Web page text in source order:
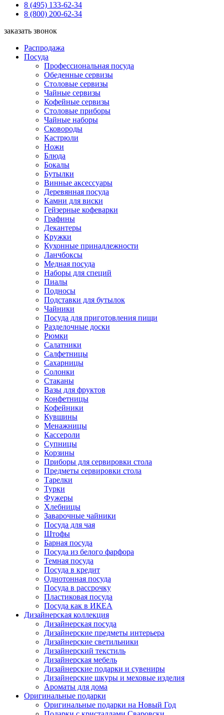
8 (495) 133-62-34
8 (800) 200-62-34
заказать звонок
Распродажа
Посуда
Профессиональная посуда
Обеденные сервизы
Столовые сервизы
Чайные сервизы
Кофейные сервизы
Столовые приборы
Чайные наборы
Сковороды
Кастрюли
Ножи
Блюда
Бокалы
Бутылки
Винные аксессуары
Деревянная посуда
Камни для виски
Гейзерные кофеварки
Графины
Декантеры
Кружки
Кухонные принадлежности
Ланчбоксы
Медная посуда
Наборы для специй
Пиалы
Подносы
Подставки для бутылок
Чайники
Посуда для приготовления пищи
Разделочные доски
Рюмки
Салатники
Салфетницы
Сахарницы
Солонки
Стаканы
Вазы для фруктов
Конфетницы
Кофейники
Кувшины
Менажницы
Кассероли
Супницы
Корзины
Приборы для сервировки стола
Предметы сервировки стола
Тарелки
Турки
Фужеры
Хлебницы
Заварочные чайники
Посуда для чая
Штофы
Барная посуда
Посуда из белого фарфора
Темная посуда
Посуда в кредит
Однотонная посуда
Посуда в рассрочку
Пластиковая посуда
Посуда как в ИКЕА
Дизайнерская коллекция
Дизайнерская посуда
Дизайнерские предметы интерьера
Дизайнерские светильники
Дизайнерский текстиль
Дизайнерская мебель
Дизайнерские подарки и сувениры
Дизайнерские шкуры и меховые изделия
Ароматы для дома
Оригинальные подарки
Оригинальные подарки на Новый Год